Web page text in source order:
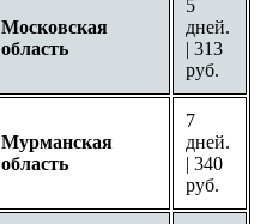
Московская
область
5
дней.
| 313
руб.
Мурманская
область
7
дней.
| 340
руб.